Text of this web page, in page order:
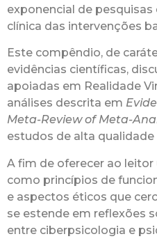
exponencial de
clínica das intervenções
Este compêndio, de
evidências científicas,
apoiadas em Realidade
análises descrita em
Meta-Review of Meta-
estudos de alta
A fim de oferecer ao
como princípios de
e aspectos éticos que
se estende em reflexões
entre ciberpsicologia e